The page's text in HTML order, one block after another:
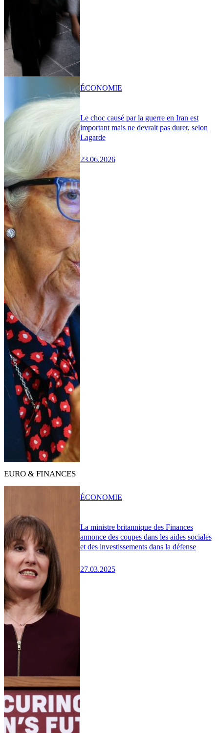
Le choc causé par la guerre en Iran est
important mais ne devrait pas durer, selon
Lagarde
23.06.2026
ÉCONOMIE
EURO & FINANCES
La ministre britannique des Finances
annonce des coupes dans les aides sociales
et des investissements dans la défense
27.03.2025
ÉCONOMIE